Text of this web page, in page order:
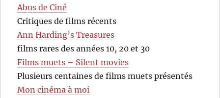
Abus de Ciné
Critiques de films récents
Ann Harding’s Treasures
films rares des années 10, 20 et 30
Films muets – Silent movies
Plusieurs centaines de films muets présentés
Mon cinéma à moi